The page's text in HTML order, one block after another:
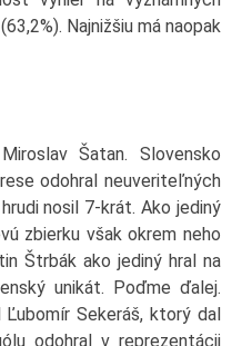
Najnižšiu má naopak
Šatan. Slovensko
odohral neuveriteľných
nosil 7-krát. Ako jediný
zbierku však okrem neho
Štrbák ako jediný hral na
unikát. Poďme ďalej.
Sekeráš, ktorý dal
odohral v reprezentácii